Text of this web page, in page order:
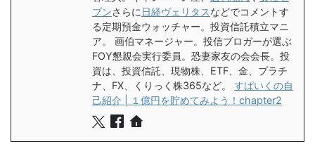
ブンさらに 日経ヴェリタスなどでコメントす
る定期預金ウォッチャー。投資信託積立マニ
ア。 画伯マネージャー。投信ブロガーが選ぶ
FOY懇親会実行委員。恐妻家友の会会長。投
資は、投資信託、現物株、ETF、金、プラチ
ナ、FX、くりっく株365など。 すぱいくの自
己紹介 | １億円を貯めてみよう！chapter2